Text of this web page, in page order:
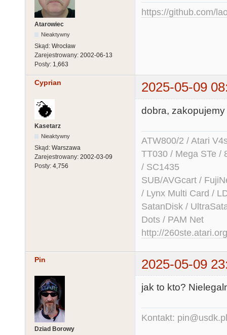
Atarowiec
Nieaktywny
Skąd: Wrocław
Zarejestrowany: 2002-06-13
Posty: 1,663
https://github.com/
Cyprian 2025-05-09
Kasetarz
Nieaktywny
Skąd: Warszawa
Zarejestrowany: 2002-03-09
Posty: 4,756
dobra,
ATW800/2 / Atari
TT030 / Mega STe /
/ SC1435
SUB/AVGcart /
/ Lynx Multi Card /
SatanDisk /
Dots / PAM Net
http://260ste.atari.org
Pin 2025-05-09
Dziad Borowy
jak to kto?
Kontakt: pin@usdk.pl